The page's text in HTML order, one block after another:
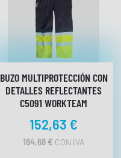
s
d
e
D
E
7
,
8
6
€
H
A
BUZO MULTIPROTECCIÓN CON
DETALLES REFLECTANTES
C5091 WORKTEAM
152,63 €
184,68 € CON IVA